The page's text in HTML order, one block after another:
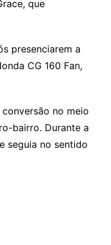
que
presenciarem a
CG 160 Fan,
no meio
bairro. Durante a
seguia no sentido